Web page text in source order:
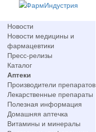
Новости
Новости медицины и
фармацевтики
Пресс-релизы
Каталог
Аптеки
Производители препаратов
Лекарственные препараты
Полезная информация
Домашняя аптечка
Витамины и минералы